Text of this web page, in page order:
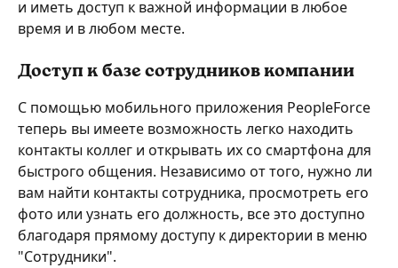
и иметь доступ к важной информации в любое
время и в любом месте.
Доступ к базе сотрудников компании
С помощью мобильного приложения PeopleForce
теперь вы имеете возможность легко находить
контакты коллег и открывать их со смартфона для
быстрого общения. Независимо от того, нужно ли
вам найти контакты сотрудника, просмотреть его
фото или узнать его должность, все это доступно
благодаря прямому доступу к директории в меню
"Сотрудники".